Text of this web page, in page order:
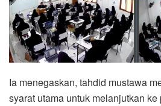
Ia menegaskan, tahdid mustawa
syarat utama untuk melanjutkan